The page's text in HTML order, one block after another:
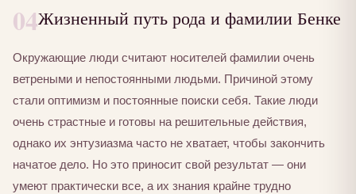
04Жизненный путь рода и фамилии Бенке
Окружающие люди считают носителей фамилии очень
ветреными и непостоянными людьми. Причиной этому
стали оптимизм и постоянные поиски себя. Такие люди
очень страстные и готовы на решительные действия,
однако их энтузиазма часто не хватает, чтобы закончить
начатое дело. Но это приносит свой результат — они
умеют практически все, а их знания крайне трудно